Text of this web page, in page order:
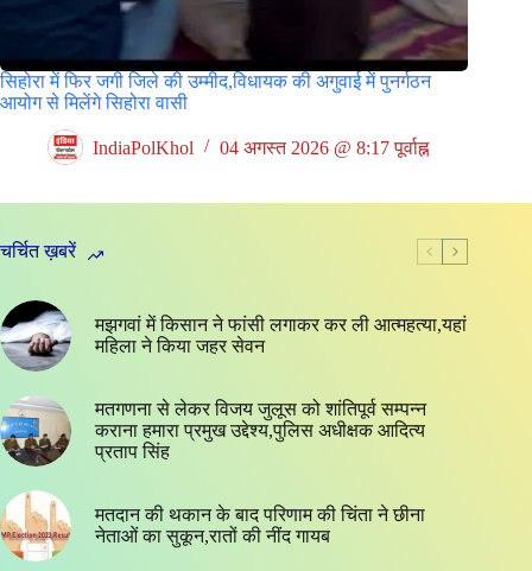
सिहोरा में फिर जगी जिले की उम्मीद,विधायक की अगुवाई में पुनर्गठन
आयोग से मिलेंगे सिहोरा वासी
IndiaPolKhol 04 अगस्त 2026 @ 8:17 पूर्वाह्न
चर्चित ख़बरें
मझगवां में किसान ने फांसी लगाकर कर ली आत्महत्या,यहां
महिला ने किया जहर सेवन
मतगणना से लेकर विजय जुलूस को शांतिपूर्व सम्पन्न
कराना हमारा प्रमुख उद्देश्य,पुलिस अधीक्षक आदित्य
प्रताप सिंह
मतदान की थकान के बाद परिणाम की चिंता ने छीना
नेताओं का सुकून,रातों की नींद गायब